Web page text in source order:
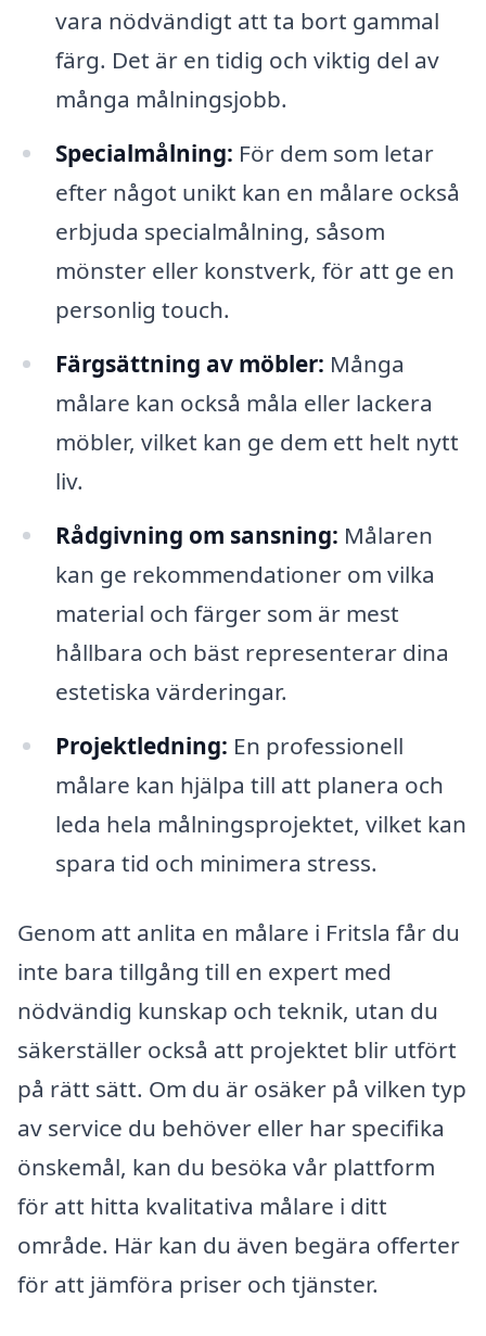
vara nödvändigt att ta bort gammal
färg. Det är en tidig och viktig del av
många målningsjobb.
Specialmålning: För dem som letar
efter något unikt kan en målare också
erbjuda specialmålning, såsom
mönster eller konstverk, för att ge en
personlig touch.
Färgsättning av möbler: Många
målare kan också måla eller lackera
möbler, vilket kan ge dem ett helt nytt
liv.
Rådgivning om sansning: Målaren
kan ge rekommendationer om vilka
material och färger som är mest
hållbara och bäst representerar dina
estetiska värderingar.
Projektledning: En professionell
målare kan hjälpa till att planera och
leda hela målningsprojektet, vilket kan
spara tid och minimera stress.
Genom att anlita en målare i Fritsla får du
inte bara tillgång till en expert med
nödvändig kunskap och teknik, utan du
säkerställer också att projektet blir utfört
på rätt sätt. Om du är osäker på vilken typ
av service du behöver eller har specifika
önskemål, kan du besöka vår plattform
för att hitta kvalitativa målare i ditt
område. Här kan du även begära offerter
för att jämföra priser och tjänster.